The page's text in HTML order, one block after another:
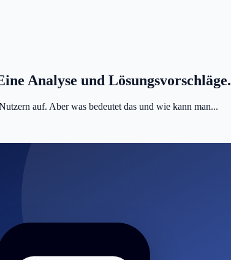
Analyse und Lösungsvorschläge.
auf. Aber was bedeutet das und wie kann man...